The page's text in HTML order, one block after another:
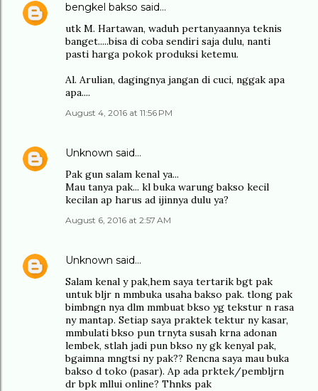
bengkel bakso said…
utk M. Hartawan, waduh pertanyaannya teknis
banget.....bisa di coba sendiri saja dulu, nanti
pasti harga pokok produksi ketemu.
Al. Arulian, dagingnya jangan di cuci, nggak apa
apa....
August 4, 2016 at 11:56 PM
Unknown said…
Pak gun salam kenal ya...
Mau tanya pak... kl buka warung bakso kecil
kecilan ap harus ad ijinnya dulu ya?
August 6, 2016 at 2:57 AM
Unknown said…
Salam kenal y pak,hem saya tertarik bgt pak
untuk bljr n mmbuka usaha bakso pak. tlong pak
bimbngn nya dlm mmbuat bkso yg tekstur n rasa
ny mantap. Setiap saya praktek tektur ny kasar,
mmbulati bkso pun trnyta susah krna adonan
lembek, stlah jadi pun bkso ny gk kenyal pak,
bgaimna mngtsi ny pak?? Rencna saya mau buka
bakso d toko (pasar). Ap ada prktek/pembljrn
dr bpk mllui online? Thnks pak